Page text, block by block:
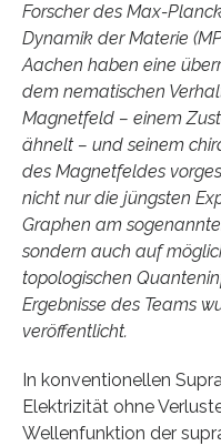
Forscher des Max-
Dynamik der Materie
Aachen haben eine
dem nematischen
Magnetfeld – einem
ähnelt – und seinem
des Magnetfeldes
nicht nur die jüngsten
Graphen am
sondern auch auf
topologischen
Ergebnisse des Teams
veröffentlicht.
In konventionellen
Elektrizität ohne
Wellenfunktion der